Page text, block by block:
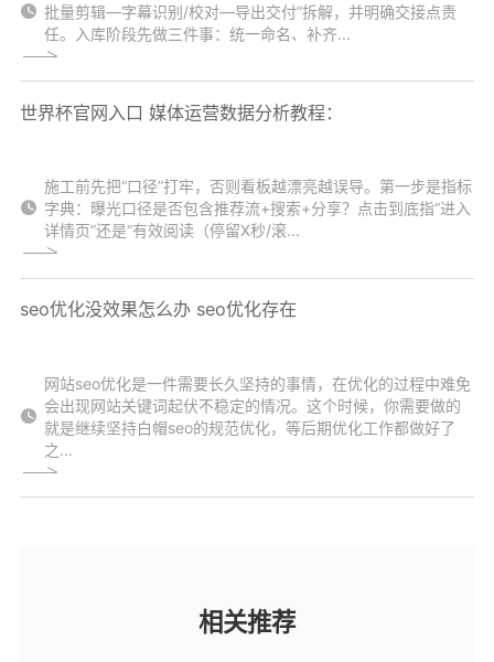
批量剪辑—字幕识别/校对—导出交付”拆解，并明确交接点责
任。入库阶段先做三件事：统一命名、补齐...
世界杯官网入口 媒体运营数据分析教程：
施工前先把“口径”打牢，否则看板越漂亮越误导。第一步是指标
字典：曝光口径是否包含推荐流+搜索+分享？点击到底指“进入
详情页”还是“有效阅读（停留X秒/滚...
seo优化没效果怎么办 seo优化存在
网站seo优化是一件需要长久坚持的事情，在优化的过程中难免
会出现网站关键词起伏不稳定的情况。这个时候，你需要做的
就是继续坚持白帽seo的规范优化，等后期优化工作都做好了
之...
相关推荐